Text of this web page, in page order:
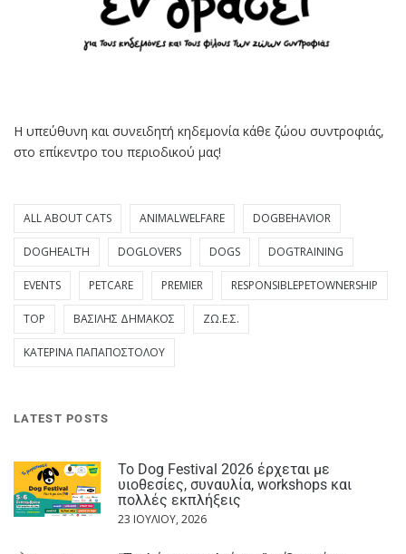
Η υπεύθυνη και συνειδητή κηδεμονία κάθε ζώου συντροφιάς,
στο επίκεντρο του περιοδικού μας!
ALL ABOUT CATS ANIMALWELFARE DOGBEHAVIOR
DOGHEALTH DOGLOVERS DOGS DOGTRAINING
EVENTS PETCARE PREMIER RESPONSIBLEPETOWNERSHIP
TOP ΒΑΣΊΛΗΣ ΔΗΜΆΚΟΣ ΖΩ.Ε.Σ.
ΚΑΤΕΡΊΝΑ ΠΑΠΑΠΟΣΤΌΛΟΥ
LATEST POSTS
Το Dog Festival 2026 έρχεται με
υιοθεσίες, συναυλία, workshops και
πολλές εκπλήξεις
23 ΙΟΥΛΊΟΥ, 2026